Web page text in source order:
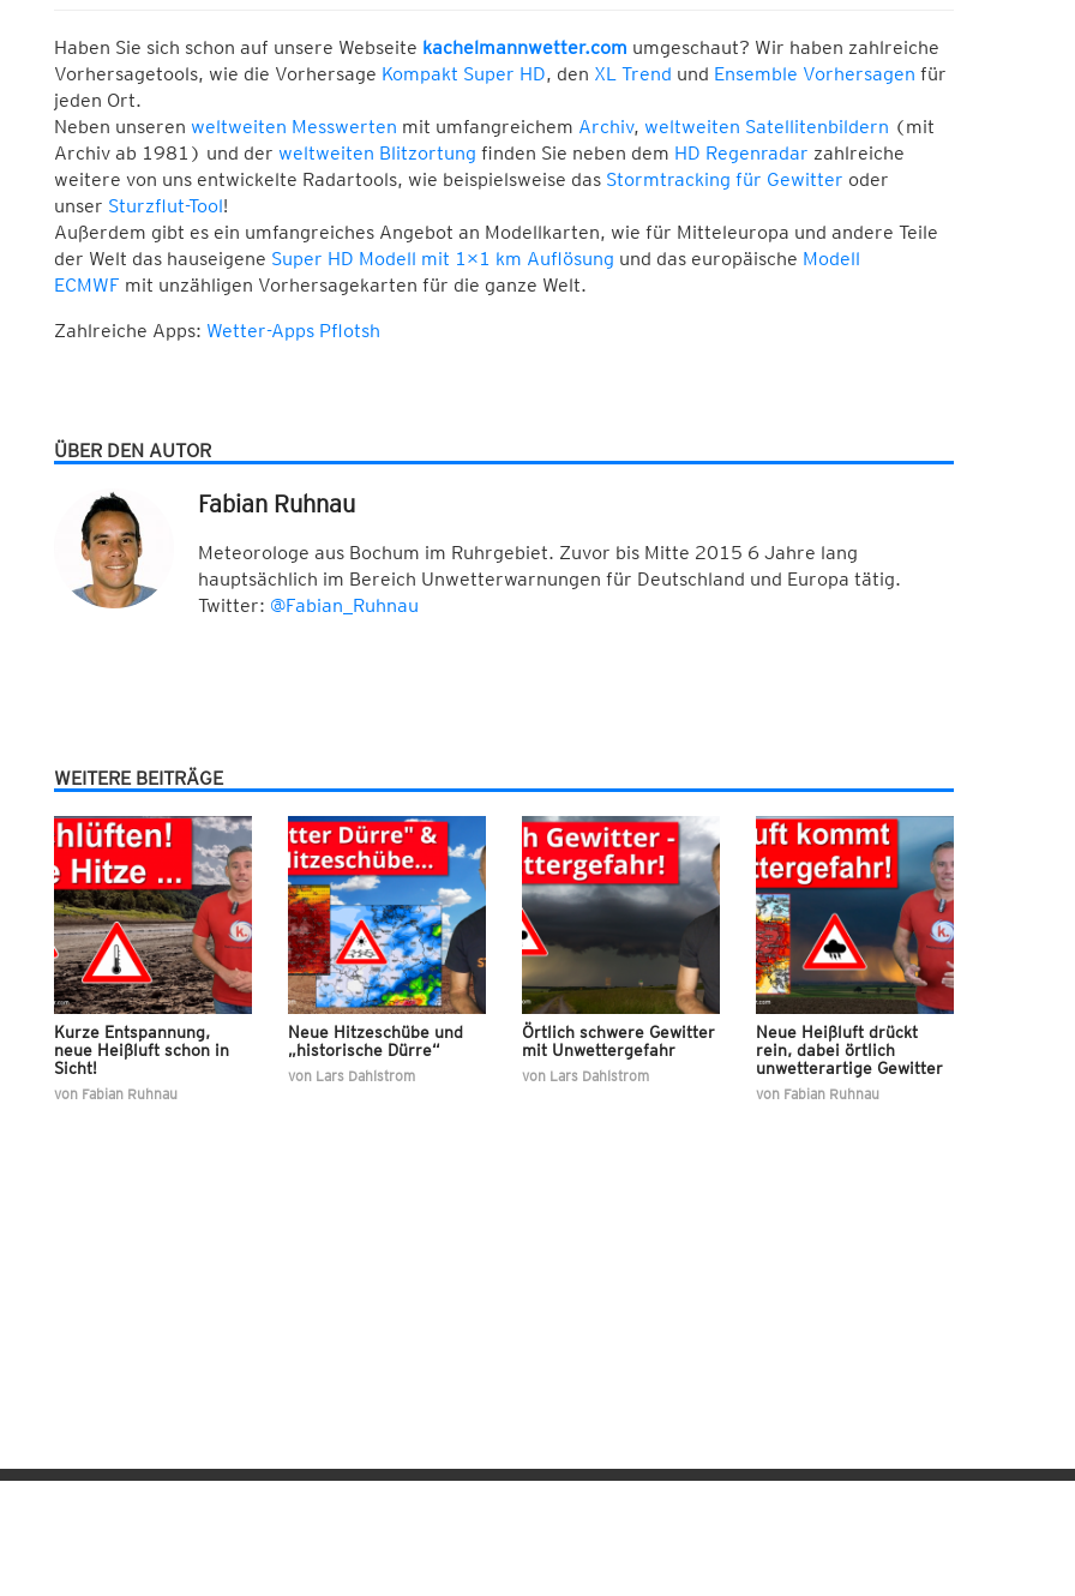
Haben Sie sich schon auf unsere Webseite kachelmannwetter.com umgeschaut? Wir haben zahlreiche
Vorhersagetools, wie die Vorhersage Kompakt Super HD, den XL Trend und Ensemble Vorhersagen für
jeden Ort.
Neben unseren weltweiten Messwerten mit umfangreichem Archiv, weltweiten Satellitenbildern (mit
Archiv ab 1981) und der weltweiten Blitzortung finden Sie neben dem HD Regenradar zahlreiche
weitere von uns entwickelte Radartools, wie beispielsweise das Stormtracking für Gewitter oder
unser Sturzflut-Tool!
Außerdem gibt es ein umfangreiches Angebot an Modellkarten, wie für Mitteleuropa und andere Teile
der Welt das hauseigene Super HD Modell mit 1×1 km Auflösung und das europäische Modell
ECMWF mit unzähligen Vorhersagekarten für die ganze Welt.
Zahlreiche Apps: Wetter-Apps Pflotsh
ÜBER DEN AUTOR
Fabian Ruhnau
Meteorologe aus Bochum im Ruhrgebiet. Zuvor bis Mitte 2015 6 Jahre lang
hauptsächlich im Bereich Unwetterwarnungen für Deutschland und Europa tätig.
Twitter: @Fabian_Ruhnau
WEITERE BEITRÄGE
Kurze Entspannung,
neue Heißluft schon in
Sicht!
von Fabian Ruhnau
Neue Hitzeschübe und
„historische Dürre“
von Lars Dahlstrom
Örtlich schwere Gewitter
mit Unwettergefahr
von Lars Dahlstrom
Neue Heißluft drückt
rein, dabei örtlich
unwetterartige Gewitter
von Fabian Ruhnau